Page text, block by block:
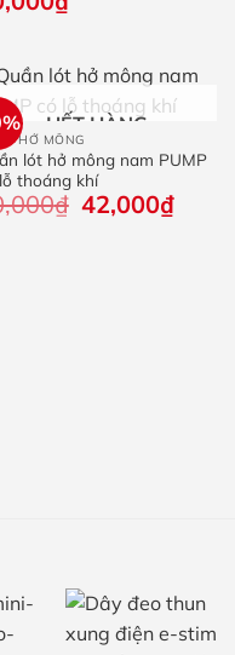
HẾT HÀNG
HỞ MÔNG
lót hở mông nam PUMP
thoáng khí
₫ Giá
gốc
42,000₫Giá
hiện